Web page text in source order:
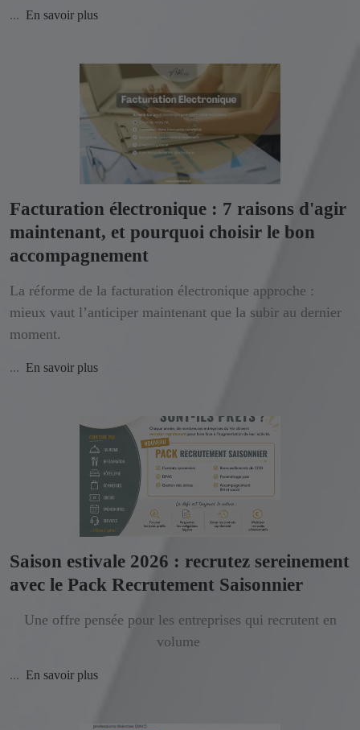
... En savoir plus
Facturation électronique : 7 raisons d'agir
maintenant, et pourquoi choisir le bon
accompagnement
La réforme de la facturation électronique approche :
mieux vaut l’anticiper maintenant que la subir au dernier
moment.
... En savoir plus
Saison estivale 2026 : recrutez sereinement
avec le Pack Recrutement Saisonnier
Une offre pensée pour les entreprises qui recrutent en
volume
... En savoir plus